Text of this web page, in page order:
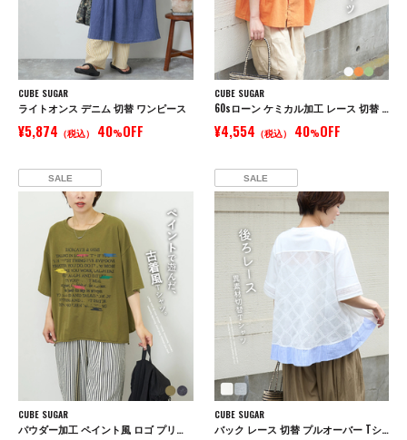
CUBE SUGAR
ライトオンス デニム 切替 ワンピース
¥5,874 （税込） 40%OFF
CUBE SUGAR
60sローン ケミカル加工 レース 切替 ドルマン シャツ
¥4,554 （税込） 40%OFF
SALE
CUBE SUGAR
パウダー加工 ペイント風 ロゴ プリント Tシャツ
SALE
CUBE SUGAR
バック レース 切替 プルオーバー Tシャツ